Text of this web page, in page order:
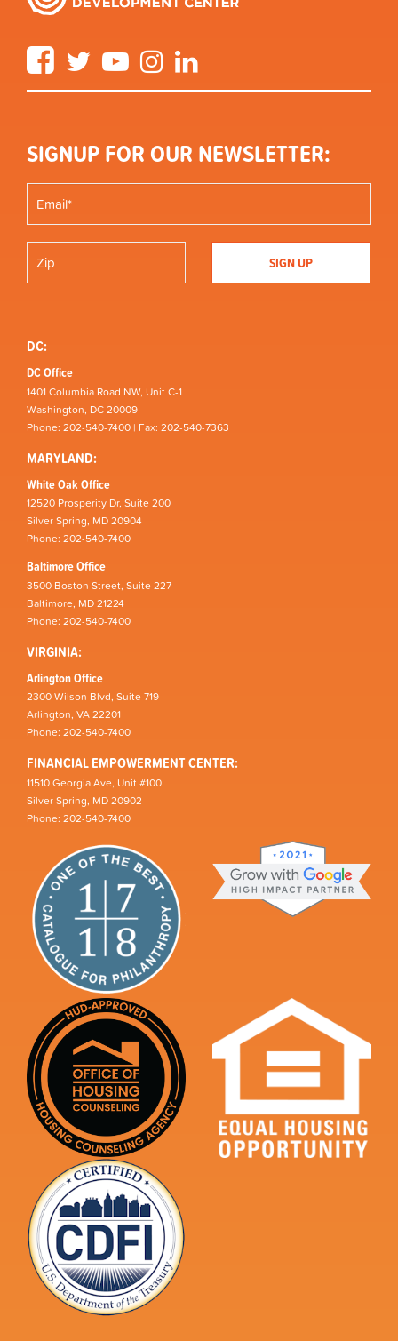
FacebookTwitter YouTube Instagram
SIGNUP FOR OUR NEWSLETTER:
DC:
DC Office
1401 Columbia Road NW, Unit C-1
Washington, DC 20009
Phone: 202-540-7400 | Fax: 202-540-7363
MARYLAND:
White Oak Office
12520 Prosperity Dr, Suite 200
Silver Spring, MD 20904
Phone: 202-540-7400
Baltimore Office
3500 Boston Street, Suite 227
Baltimore, MD 21224
Phone: 202-540-7400
VIRGINIA:
Arlington Office
2300 Wilson Blvd, Suite 719
Arlington, VA 22201
Phone: 202-540-7400
FINANCIAL EMPOWERMENT CENTER:
11510 Georgia Ave, Unit #100
Silver Spring, MD 20902
Phone: 202-540-7400